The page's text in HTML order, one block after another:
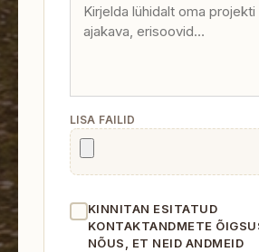
LISA FAILID
KINNITAN ESITATUD
KONTAKTANDMETE
NÕUS, ET NEID ANDMEID